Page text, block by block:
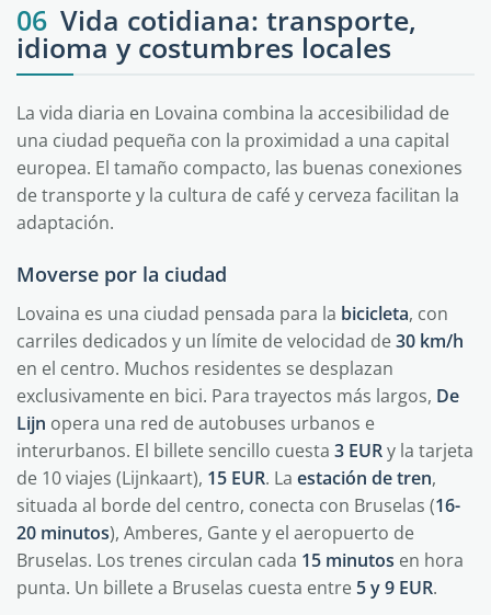
06 Vida cotidiana: transporte,
idioma y costumbres locales
La vida diaria en Lovaina combina la accesibilidad de
una ciudad pequeña con la proximidad a una capital
europea. El tamaño compacto, las buenas conexiones
de transporte y la cultura de café y cerveza facilitan la
adaptación.
Moverse por la ciudad
Lovaina es una ciudad pensada para la bicicleta, con
carriles dedicados y un límite de velocidad de30 km/h
en el centro. Muchos residentes se desplazan
exclusivamente en bici. Para trayectos más largos, De
Lijn opera una red de autobuses urbanos e
interurbanos. El billete sencillo cuesta 3 EURy la tarjeta
de 10 viajes (Lijnkaart), 15 EUR. La estación de tren,
situada al borde del centro, conecta con Bruselas (16-
20 minutos), Amberes, Gante y el aeropuerto de
Bruselas. Los trenes circulan cada 15 minutos en hora
punta. Un billete a Bruselas cuesta entre 5 y 9 EUR.